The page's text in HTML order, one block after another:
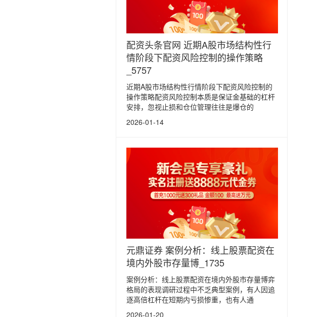
配资头条官网 近期A股市场结构性行
情阶段下配资风险控制的操作策略
_5757
近期A股市场结构性行情阶段下配资风险控制的
操作策略配资风险控制本质是保证金基础的杠杆
安排，忽视止损和仓位管理往往是爆仓的
2026-01-14
元鼎证券 案例分析：线上股票配资在
境内外股市存量博_1735
案例分析：线上股票配资在境内外股市存量博弈
格局的表现调研过程中不乏典型案例，有人因追
逐高倍杠杆在短期内亏损惨重，也有人通
2026-01-20